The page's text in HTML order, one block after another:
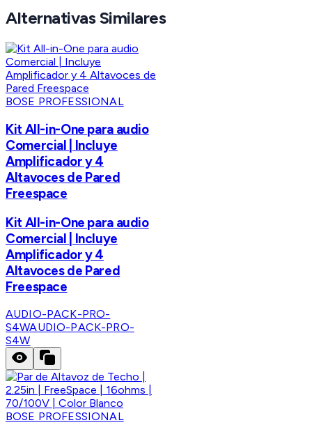
Alternativas Similares
BOSE PROFESSIONAL
Kit All-in-One para audio
Comercial | Incluye
Amplificador y 4
Altavoces de Pared
Freespace
Kit All-in-One para audio
Comercial | Incluye
Amplificador y 4
Altavoces de Pared
Freespace
AUDIO-PACK-PRO-
S4WAUDIO-PACK-PRO-
S4W
BOSE PROFESSIONAL